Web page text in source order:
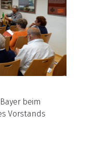
beim
Vorstands